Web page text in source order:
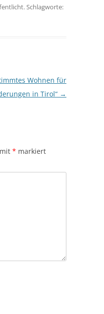
Schlagworte:
Wohnen für
in Tirol“ →
* markiert